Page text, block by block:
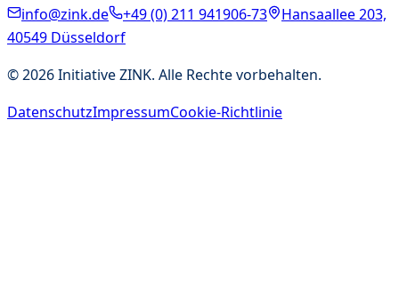
info@zink.de
+49 (0) 211 941906-73
Hansaallee 203,
40549 Düsseldorf
©2026Initiative ZINK. Alle Rechte vorbehalten.
DatenschutzImpressumCookie-Richtlinie